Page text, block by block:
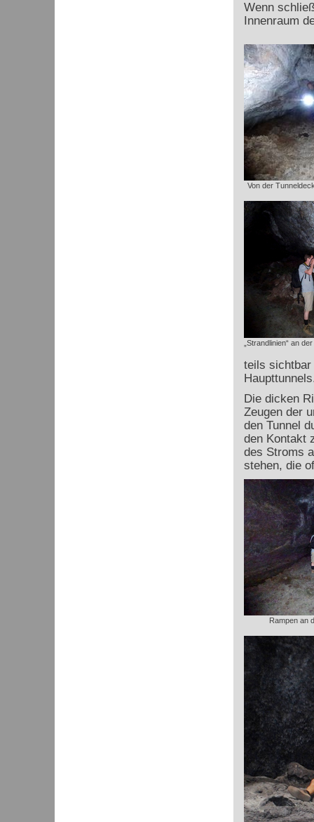
Wenn
Innenraum
Von der
„Strandlinien“ an
teils sichtbar
Die dicken
Zeugen der
den Tunnel
den Kontakt
des Stroms
stehen, die
Rampen an